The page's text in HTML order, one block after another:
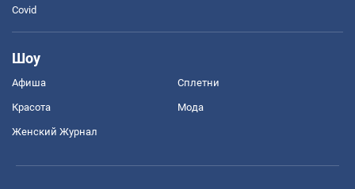
Covid
Шоу
Афиша Сплетни
Красота Мода
Женский Журнал